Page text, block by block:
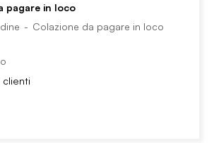
pagare in loco
Colazione da pagare in loco
clienti